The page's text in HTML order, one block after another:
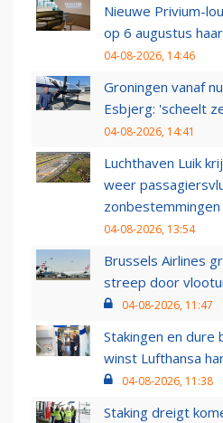
Nieuwe Privium-
op 6 augustus
04-08-2026, 14:46
Groningen vanaf
Esbjerg: 'scheelt
04-08-2026, 14:41
Luchthaven Luik
weer
zonbestemmingen
04-08-2026, 13:54
Brussels Airlines
streep door
04-08-2026, 11:47
Stakingen en dure
winst Lufthansa
04-08-2026, 11:38
Staking dreigt